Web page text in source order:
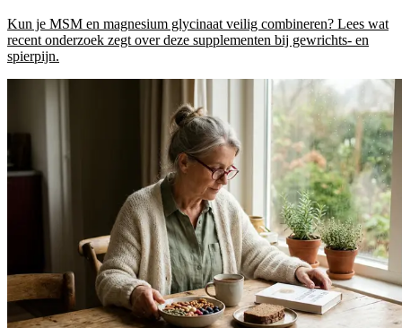
Kun je MSM en magnesium glycinaat veilig combineren? Lees wat
recent onderzoek zegt over deze supplementen bij gewrichts- en
spierpijn.